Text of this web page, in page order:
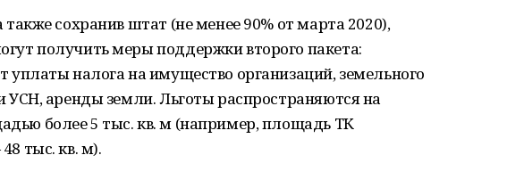
сохранив штат (не менее 90% от марта 2020),
получить меры поддержки второго пакета:
уплаты налога на имущество организаций, земельного
УСН, аренды земли. Льготы распространяются на
более 5 тыс. кв. м (например, площадь ТК
тыс. кв. м).